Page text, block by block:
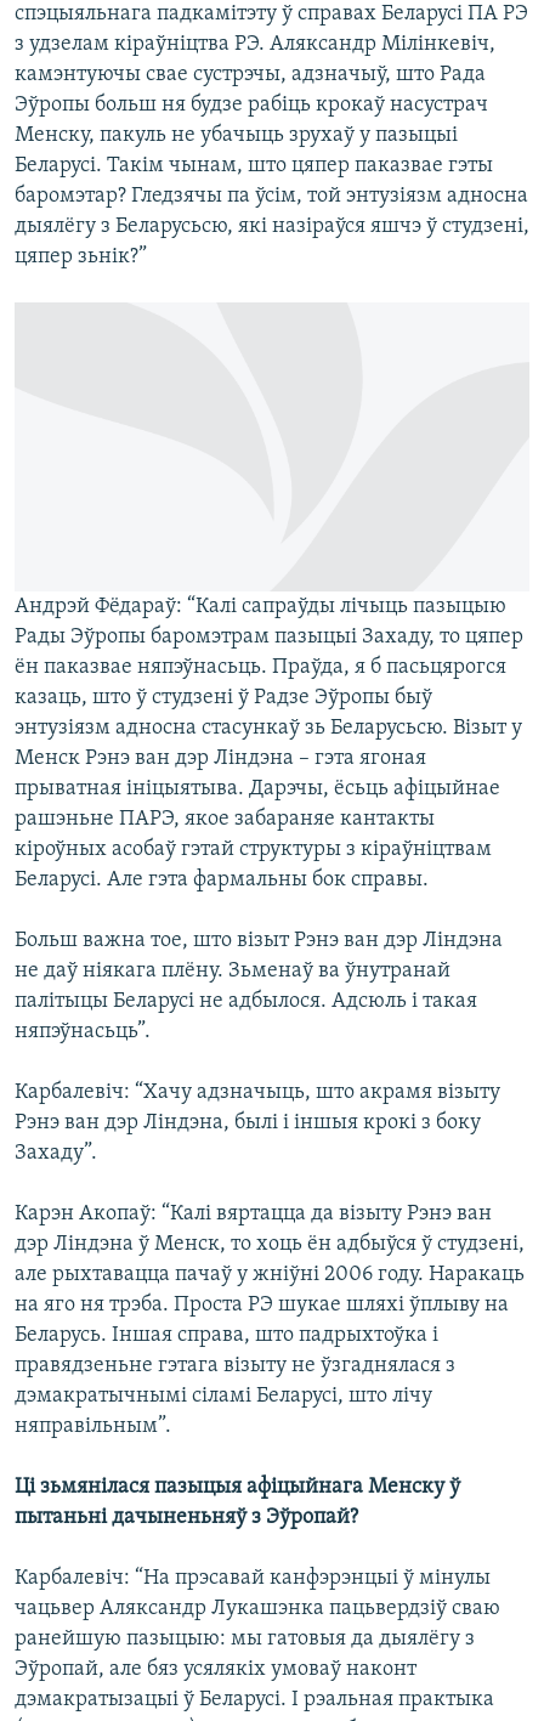
спэцыяльнага падкамітэту ў справах Беларусі ПА РЭ
з удзелам кіраўніцтва РЭ. Аляксандр Мілінкевіч,
камэнтуючы свае сустрэчы, адзначыў, што Рада
Эўропы больш ня будзе рабіць крокаў насустрач
Менску, пакуль не убачыць зрухаў у пазыцыі
Беларусі. Такім чынам, што цяпер паказвае гэты
баромэтар? Гледзячы па ўсім, той энтузіязм адносна
дыялёгу з Беларусьсю, які назіраўся яшчэ ў студзені,
цяпер зьнік?”
Андрэй Фёдараў: “Калі сапраўды лічыць пазыцыю
Рады Эўропы баромэтрам пазыцыі Захаду, то цяпер
ён паказвае няпэўнасьць. Праўда, я б пасьцярогся
казаць, што ў студзені ў Радзе Эўропы быў
энтузіязм адносна стасункаў зь Беларусьсю. Візыт у
Менск Рэнэ ван дэр Ліндэна – гэта ягоная
прыватная ініцыятыва. Дарэчы, ёсьць афіцыйнае
рашэньне ПАРЭ, якое забараняе кантакты
кіроўных асобаў гэтай структуры з кіраўніцтвам
Беларусі. Але гэта фармальны бок справы.
Больш важна тое, што візыт Рэнэ ван дэр Ліндэна
не даў ніякага плёну. Зьменаў ва ўнутранай
палітыцы Беларусі не адбылося. Адсюль і такая
няпэўнасьць”.
Карбалевіч: “Хачу адзначыць, што акрамя візыту
Рэнэ ван дэр Ліндэна, былі і іншыя крокі з боку
Захаду”.
Карэн Акопаў: “Калі вяртацца да візыту Рэнэ ван
дэр Ліндэна ў Менск, то хоць ён адбыўся ў студзені,
але рыхтавацца пачаў у жніўні 2006 году. Наракаць
на яго ня трэба. Проста РЭ шукае шляхі ўплыву на
Беларусь. Іншая справа, што падрыхтоўка і
правядзеньне гэтага візыту не ўзгаднялася з
дэмакратычнымі сіламі Беларусі, што лічу
няправільным”.
Ці зьмянілася пазыцыя афіцыйнага Менску ў
пытаньні дачыненьняў з Эўропай?
Карбалевіч: “На прэсавай канфэрэнцыі ў мінулы
чацьвер Аляксандр Лукашэнка пацьвердзіў сваю
ранейшую пазыцыю: мы гатовыя да дыялёгу з
Эўропай, але бяз усялякіх умоваў наконт
дэмакратызацыі ў Беларусі. І рэальная практыка